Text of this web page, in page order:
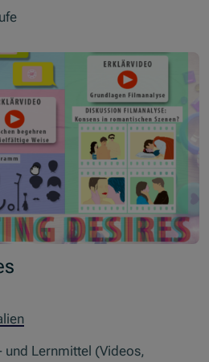
und Lernmittel (Videos,